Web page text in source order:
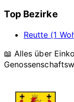
Top Bezirke
Reutte (1
📖 Alles über